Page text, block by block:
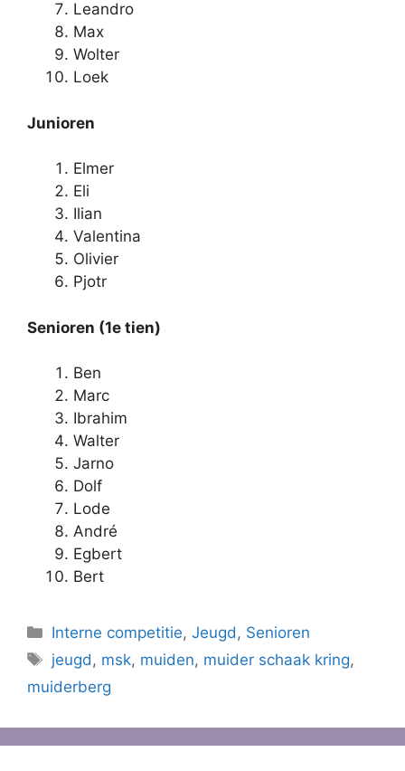
Leandro
Max
Wolter
Loek
Junioren
Elmer
Eli
Ilian
Valentina
Olivier
Pjotr
Senioren (1e tien)
Ben
Marc
Ibrahim
Walter
Jarno
Dolf
Lode
André
Egbert
Bert
Categorieën
Interne competitie,Jeugd, Senioren
Tags
jeugd, msk, muiden, muider schaak kring,
muiderberg